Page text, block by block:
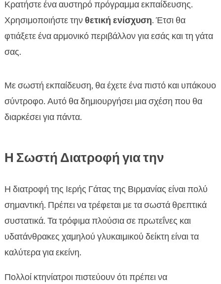
Κρατήστε ένα αυστηρό πρόγραμμα εκπαίδευσης.
Χρησιμοποιήστε τηνθετική ενίσχυση. Έτσι θα
φτιάξετε ένα αρμονικό περιβάλλον για εσάς και τη γάτα
σας.
Με σωστή εκπαίδευση, θα έχετε ένα πιστό και υπάκουο
σύντροφο. Αυτό θα δημιουργήσει μια σχέση που θα
διαρκέσει για πάντα.
Η Σωστή Διατροφή για την
Η διατροφή της Ιερής Γάτας της Βιρμανίας είναι πολύ
σημαντική. Πρέπει να τρέφεται με τα σωστά θρεπτικά
συστατικά. Τα τρόφιμα πλούσια σε πρωτεΐνες και
υδατάνθρακες χαμηλού γλυκαιμικού δείκτη είναι τα
καλύτερα για εκείνη.
Πολλοί κτηνίατροι πιστεύουν ότι πρέπει να